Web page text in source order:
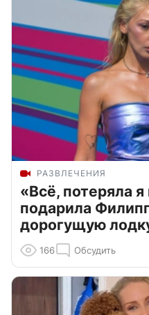
РАЗВЛЕЧЕНИЯ
«Всё, потеряла
подарила
дорогущую
166 Обсудить